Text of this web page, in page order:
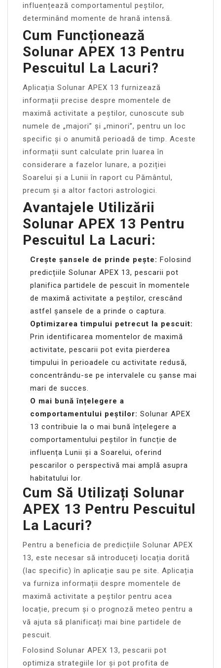
influențează comportamentul peștilor,
determinând momente de hrană intensă.
Cum Funcționează
Solunar APEX 13 Pentru
Pescuitul La Lacuri?
Aplicația Solunar APEX 13 furnizează
informații precise despre momentele de
maximă activitate a peștilor, cunoscute sub
numele de „majori” și „minori”, pentru un loc
specific și o anumită perioadă de timp. Aceste
informații sunt calculate prin luarea în
considerare a fazelor lunare, a poziției
Soarelui și a Lunii în raport cu Pământul,
precum și a altor factori astrologici.
Avantajele Utilizării
Solunar APEX 13 Pentru
Pescuitul La Lacuri:
Crește șansele de prinde pește: Folosind
predicțiile Solunar APEX 13, pescarii pot
planifica partidele de pescuit în momentele
de maximă activitate a peștilor, crescând
astfel șansele de a prinde o captura.
Optimizarea timpului petrecut la pescuit:
Prin identificarea momentelor de maximă
activitate, pescarii pot evita pierderea
timpului în perioadele cu activitate redusă,
concentrându-se pe intervalele cu șanse mai
mari de succes.
O mai bună înțelegere a
comportamentului peștilor: Solunar APEX
13 contribuie la o mai bună înțelegere a
comportamentului peștilor în funcție de
influența Lunii și a Soarelui, oferind
pescarilor o perspectivă mai amplă asupra
habitatului lor.
Cum Să Utilizați Solunar
APEX 13 Pentru Pescuitul
La Lacuri?
Pentru a beneficia de predicțiile Solunar APEX
13, este necesar să introduceți locația dorită
(lac specific) în aplicație sau pe site. Aplicația
va furniza informații despre momentele de
maximă activitate a peștilor pentru acea
locație, precum și o prognoză meteo pentru a
vă ajuta să planificați mai bine partidele de
pescuit.
Folosind Solunar APEX 13, pescarii pot
optimiza strategiile lor și pot profita de